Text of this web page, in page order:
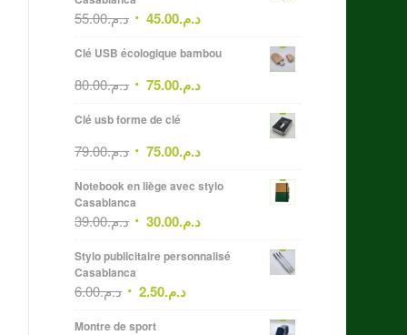
د.م.55.00 د.م.45.00
Clé USB écologique bambou
د.م.80.00 د.م.75.00
Clé usb forme de clé
د.م.79.00 د.م.75.00
Notebook en liège avec stylo
Casablanca
د.م.39.00 د.م.30.00
Stylo publicitaire personnalisé
Casablanca
د.م.6.00 د.م.2.50
Montre de sport